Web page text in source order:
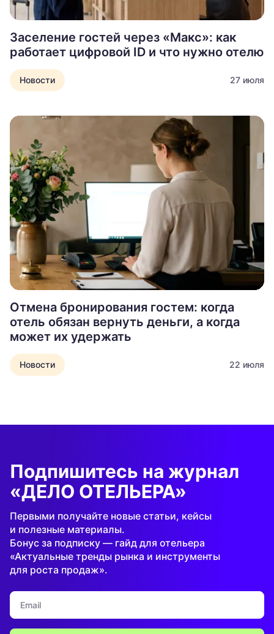
Заселение гостей через «Макс»: как
работает цифровой ID и что нужно отелю
Новости 27 июля
Отмена бронирования гостем: когда
отель обязан вернуть деньги, а когда
может их удержать
Новости 22 июля
Подпишитесь на журнал
«ДЕЛО ОТЕЛЬЕРА»
Первыми получайте новые статьи, кейсы
и полезные материалы.
Бонус за подписку — гайд для отельера
«Актуальные тренды рынка и инструменты
для роста продаж».